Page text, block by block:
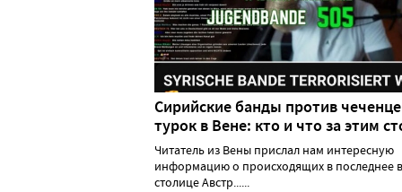
Сирийские банды против
турок в Вене: кто и что за этим
Читатель из Вены прислал нам интересную
информацию о происходящих в последнее
столице Австр......